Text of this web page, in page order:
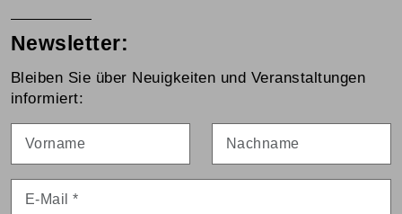
Newsletter:
Bleiben Sie über Neuigkeiten und Veranstaltungen
informiert: